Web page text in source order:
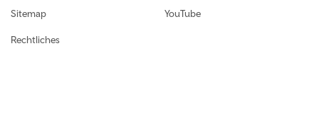
Sitemap
Rechtliches
YouTube